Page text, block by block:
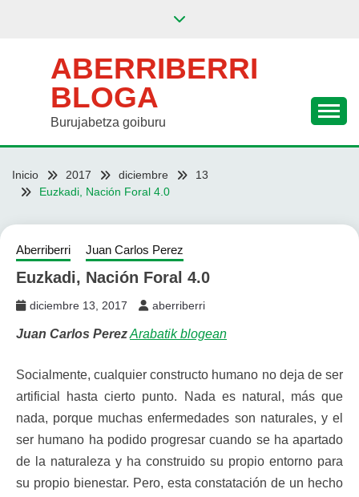
ABERRIBERRI
BLOGA
Burujabetza goiburu
Inicio 2017 diciembre
13
Euzkadi, Nación Foral 4.0
Aberriberri Juan Carlos Perez
Euzkadi, Nación Foral 4.0
diciembre 13, 2017 aberriberri
Juan Carlos PerezArabatik blogean
Socialmente, cualquier constructo humano no deja de ser
artificial hasta cierto punto. Nada es natural, más que
nada, porque muchas enfermedades son naturales, y el
ser humano ha podido progresar cuando se ha apartado
de la naturaleza y ha construido su propio entorno para
su propio bienestar. Pero, esta constatación de un hecho